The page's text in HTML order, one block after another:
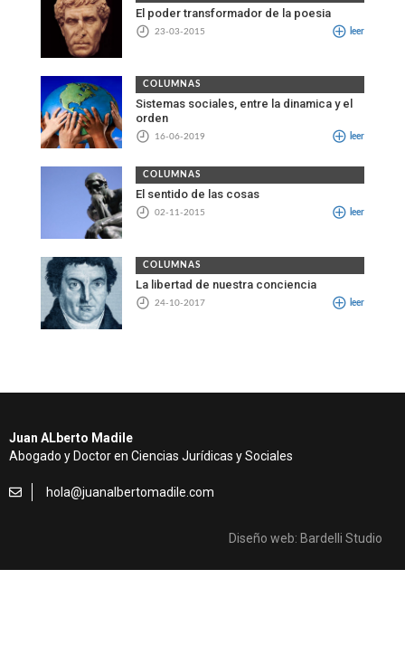
El poder transformador de la poesia
23-03-2015 leer
COLUMNAS
Sistemas sociales, entre la dinamica y el
orden
16-06-2019 leer
COLUMNAS
El sentido de las cosas
02-11-2015 leer
COLUMNAS
La libertad de nuestra conciencia
24-10-2017 leer
Juan ALberto Madile
Abogado y Doctor en Ciencias Jurídicas y Sociales
hola@juanalbertomadile.com
Diseño web: Bardelli Studio